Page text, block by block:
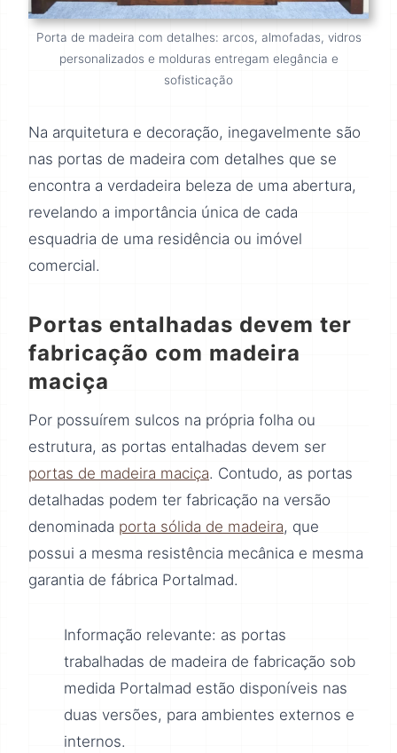
Porta de madeira com detalhes: arcos, almofadas, vidros
personalizados e molduras entregam elegância e
sofisticação
Na arquitetura e decoração, inegavelmente são
nas portas de madeira com detalhes que se
encontra a verdadeira beleza de uma abertura,
revelando a importância única de cada
esquadria de uma residência ou imóvel
comercial.
Portas entalhadas devem ter
fabricação com madeira
maciça
Por possuírem sulcos na própria folha ou
estrutura, as portas entalhadas devem ser
portas de madeira maciça. Contudo, as portas
detalhadas podem ter fabricação na versão
denominada porta sólida de madeira, que
possui a mesma resistência mecânica e mesma
garantia de fábrica Portalmad.
Informação relevante: as portas
trabalhadas de madeira de fabricação sob
medida Portalmad estão disponíveis nas
duas versões, para ambientes externos e
internos.